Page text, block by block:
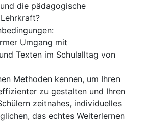
die pädagogische
Umgang mit
Texten im Schulalltag von
Methoden kennen, um Ihren
zu gestalten und Ihren
zeitnahes, individuelles
das echtes Weiterlernen